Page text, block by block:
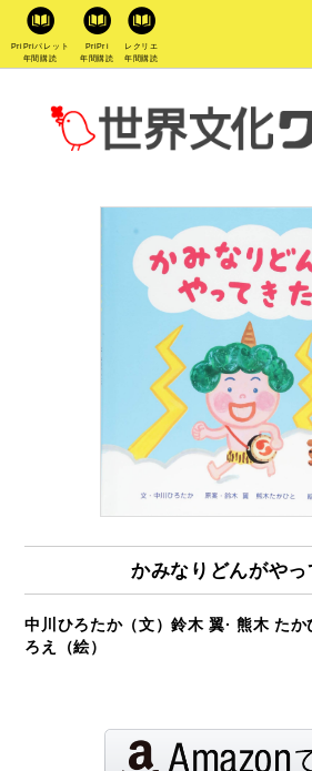
PriPriパレット
年間購読
PriPri
年間購読
レクリエ
年間購読
かみなりどんがやっ
中川ひろたか（文）鈴木 翼· 熊木 た
ろえ（絵）